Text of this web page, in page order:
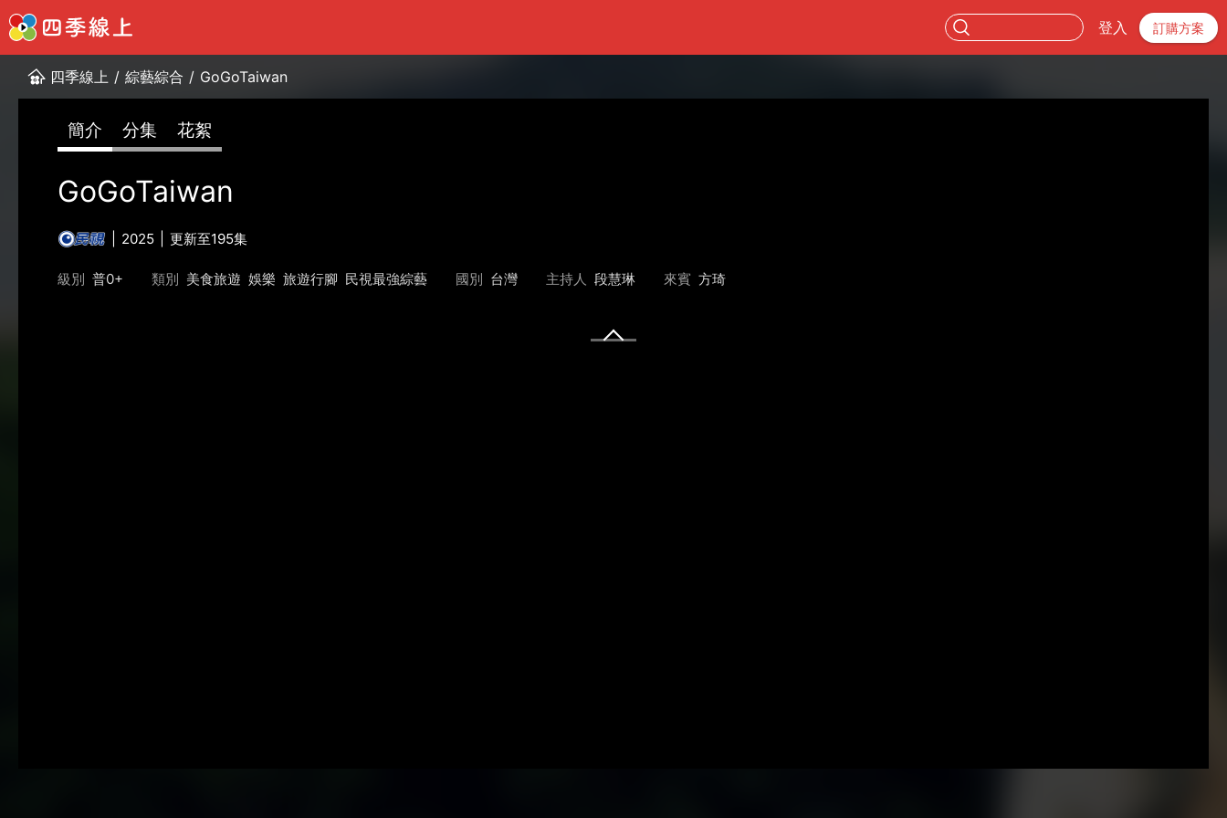
登入 訂購方案
四季線上 / 綜藝綜合 / GoGoTaiwan
簡介 分集 花絮
GoGoTaiwan
2025 更新至195集
級別 普0+ 類別 美食旅遊 娛樂 旅遊行腳 民視最強綜藝 國別 台灣 主持人 段慧琳 來賓 方琦